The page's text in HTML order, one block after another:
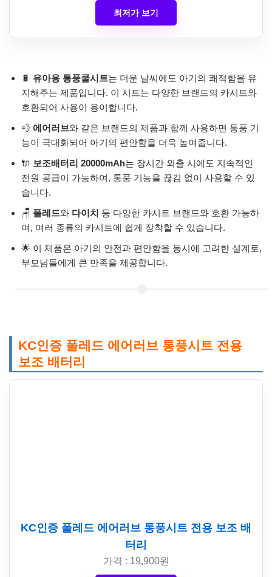
최저가 보기
🔋 유아용 통풍쿨시트는 더운 날씨에도 아기의 쾌적함을 유
지해주는 제품입니다. 이 시트는 다양한 브랜드의 카시트와
호환되어 사용이 용이합니다.
💨 에어러브와 같은 브랜드의 제품과 함께 사용하면 통풍 기
능이 극대화되어 아기의 편안함을 더욱 높여줍니다.
🔌 보조배터리 20000mAh는 장시간 외출 시에도 지속적인
전원 공급이 가능하여, 통풍 기능을 끊김 없이 사용할 수 있
습니다.
🪑 폴레드와 다이치 등 다양한 카시트 브랜드와 호환 가능하
여, 여러 종류의 카시트에 쉽게 장착할 수 있습니다.
🌟 이 제품은 아기의 안전과 편안함을 동시에 고려한 설계로,
부모님들에게 큰 만족을 제공합니다.
KC인증 폴레드 에어러브 통풍시트 전용
보조 배터리
KC인증 폴레드 에어러브 통풍시트 전용 보조 배
터리
가격 : 19,900원